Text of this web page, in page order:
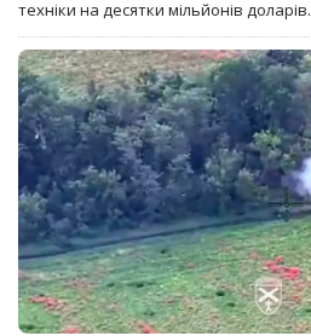
техніки на десятки мільйонів доларів.